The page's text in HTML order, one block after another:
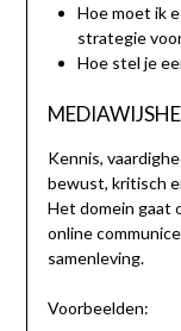
Hoe moet ik
strategie
Hoe stel je
Kennis,
bewust, kritisch
Het domein gaat
online
samenleving.
Voorbeelden: